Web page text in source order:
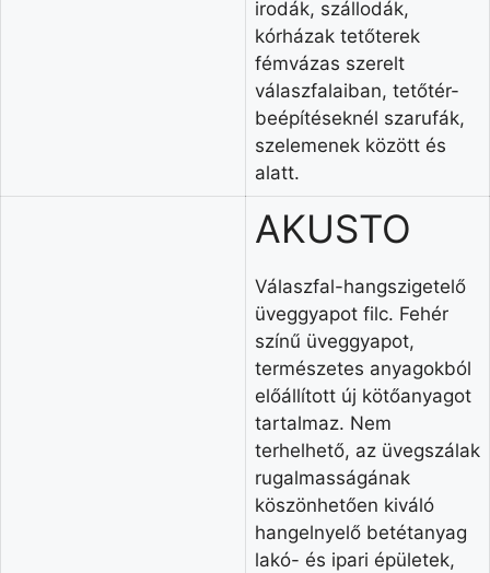
irodák, szállodák,
kórházak tetőterek
fémvázas szerelt
válaszfalaiban, tetőtér-
beépítéseknél szarufák,
szelemenek között és
alatt.
AKUSTO
Válaszfal-hangszigetelő
üveggyapot filc. Fehér
színű üveggyapot,
természetes anyagokból
előállított új kötőanyagot
tartalmaz. Nem
terhelhető, az üvegszálak
rugalmasságának
köszönhetően kiváló
hangelnyelő betétanyag
lakó- és ipari épületek,